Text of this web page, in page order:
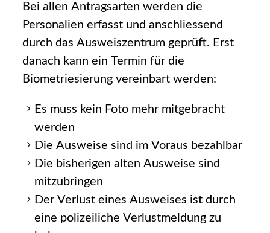
Bei allen Antragsarten werden die
Personalien erfasst und anschliessend
durch das Ausweiszentrum geprüft. Erst
danach kann ein Termin für die
Biometriesierung vereinbart werden:
Es muss kein Foto mehr mitgebracht
werden
Die Ausweise sind im Voraus bezahlbar
Die bisherigen alten Ausweise sind
mitzubringen
Der Verlust eines Ausweises ist durch
eine polizeiliche Verlustmeldung zu